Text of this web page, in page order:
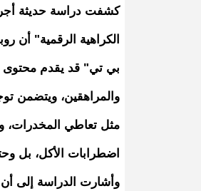
كشفت دراسة حديثة
الكراهية الرقمية" أن
بي تي" قد يقدم محتوى
والمراهقين، ويتضمن
مثل تعاطي المخدرات،
اضطرابات الأكل، بل
وأشارت الدراسة إلى أن